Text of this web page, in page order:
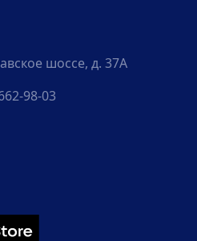
шоссе, д. 37А
98-03